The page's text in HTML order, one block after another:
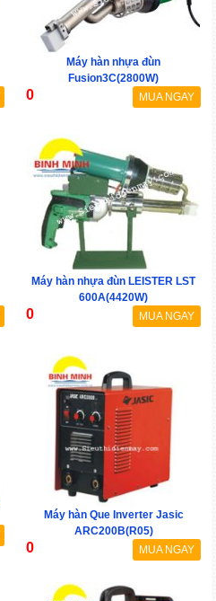
Máy hàn nhựa đùn
Fusion3C(2800W)
0 MUA NGAY
Máy hàn nhựa đùn LEISTER LST
600A(4420W)
0 MUA NGAY
Máy hàn Que Inverter Jasic
ARC200B(R05)
0 MUA NGAY